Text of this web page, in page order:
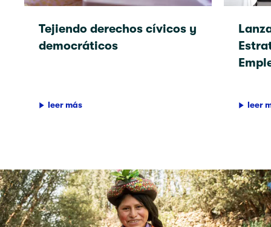
Tejiendo derechos cívicos y
democráticos
leer más leer